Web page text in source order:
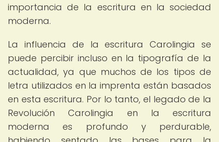
importancia de la escritura en la sociedad
moderna.
La influencia de la escritura Carolingia se
puede percibir incluso en la tipografía de la
actualidad, ya que muchos de los tipos de
letra utilizados en la imprenta están basados
en esta escritura. Por lo tanto, el legado de la
Revolución Carolingia en la escritura
moderna es profundo y perdurable,